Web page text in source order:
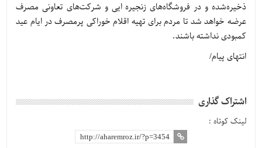
ذخیره‌شده و در فروشگاه‌های زنجیره ایی و شرکت‌های تعاونی مصرف
عرضه خواهد شد تا مردم برای تهیه اقلام خوراکی پرمصرف در ایام عید
کمبودی نداشته باشند.
انتهای پیام/
اشتراک گذاری
لینک کوتاه :